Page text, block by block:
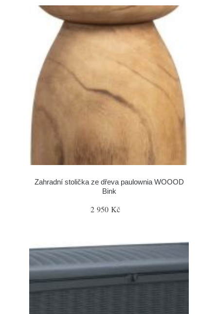
Zahradní stolička ze dřeva paulownia WOOOD
Bink
2 950 Kč